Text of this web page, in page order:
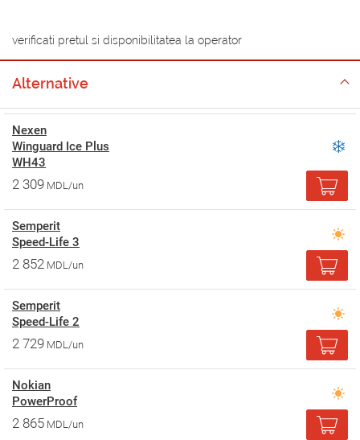
verificati pretul si disponibilitatea la operator
Alternative
Nexen
Winguard Ice Plus
WH43
2 309 MDL/un
Semperit
Speed-Life 3
2 852 MDL/un
Semperit
Speed-Life 2
2 729 MDL/un
Nokian
PowerProof
2 865 MDL/un